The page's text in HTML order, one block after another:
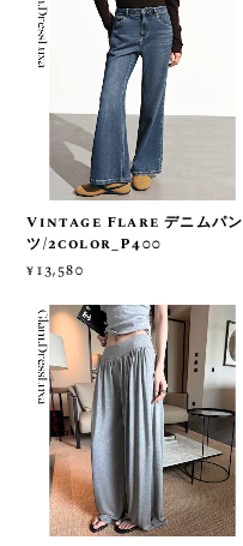
Vintage Flare デニムパン
ツ/2color_P400
¥13,580